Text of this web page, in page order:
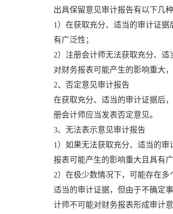
出具保留意见审计报告有以下几种
1）在获取充分、适当的审计证
有广泛性；
2）注册会计师无法获取充分、
对财务报表可能产生的影响重大
2、否定意见审计报告
在获取充分、适当的审计证据后
册会计师应当发表否定意见。
3、无法表示意见审计报告
1）如果无法获取充分、适当的
报表可能产生的影响重大且具有
2）在极少数情况下，可能存在多
适当的审计证据，但由于不确定
计师不可能对财务报表形成审计